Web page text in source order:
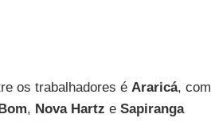
os trabalhadores é Araricá, com
, Nova Hartz e Sapiranga